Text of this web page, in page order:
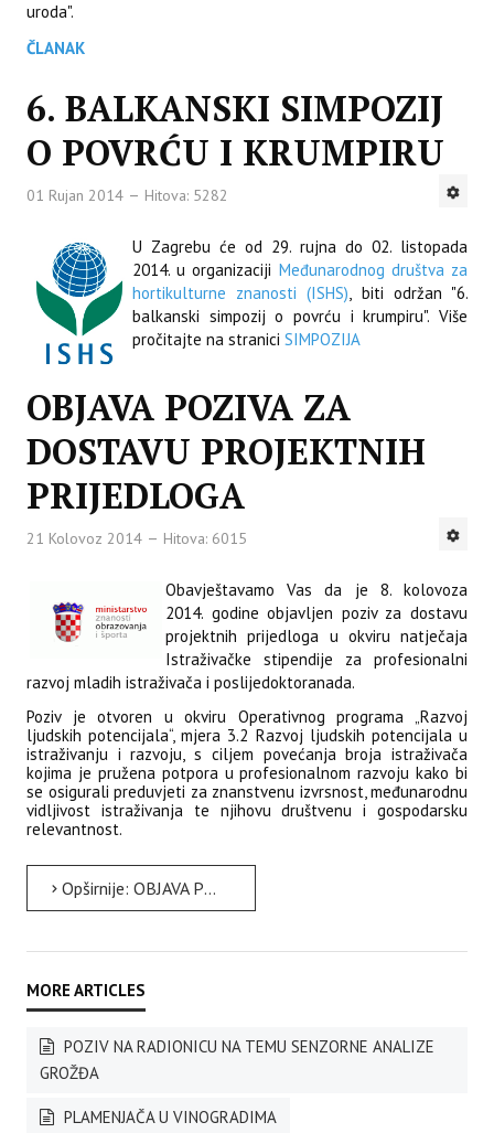
uroda".
ČLANAK
6. BALKANSKI SIMPOZIJ
O POVRĆU I KRUMPIRU
01 Rujan 2014 Hitova: 5282
U Zagrebu će od 29. rujna do 02. listopada
2014. u organizaciji Međunarodnog društva za
hortikulturne znanosti (ISHS),biti održan "6.
balkanski simpozij o povrću i krumpiru".Više
pročitajte na stranici SIMPOZIJA
OBJAVA POZIVA ZA
DOSTAVU PROJEKTNIH
PRIJEDLOGA
21 Kolovoz 2014 Hitova: 6015
Obavještavamo Vas da je 8. kolovoza
2014. godine objavljen poziv za dostavu
projektnih prijedloga u okviru natječaja
Istraživačke stipendije za profesionalni
razvoj mladih istraživača i poslijedoktoranada.
Poziv je otvoren u okviru Operativnog programa „Razvoj
ljudskih potencijala“, mjera 3.2 Razvoj ljudskih potencijala u
istraživanju i razvoju, s ciljem povećanja broja istraživača
kojima je pružena potpora u profesionalnom razvoju kako bi
se osigurali preduvjeti za znanstvenu izvrsnost, međunarodnu
vidljivost istraživanja te njihovu društvenu i gospodarsku
relevantnost.
Opširnije: OBJAVA POZIVA ZA DOSTAVU PROJEKTNIH PRIJEDLOGA
POZIV NA RADIONICU NA TEMU SENZORNE ANALIZE
GROŽĐA
PLAMENJAČA U VINOGRADIMA